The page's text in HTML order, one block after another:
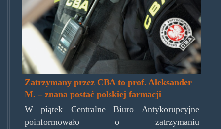
Zatrzymany przez CBA to prof. Aleksander
M. – znana postać polskiej farmacji
W piątek Centralne Biuro Antykorupcyjne
poinformowało o zatrzymaniu